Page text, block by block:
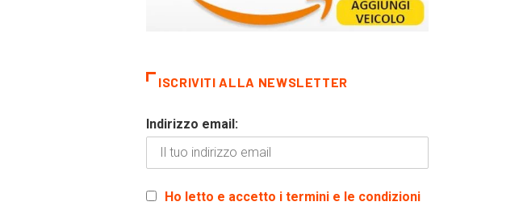
ISCRIVITI ALLA NEWSLETTER
Indirizzo email:
Ho letto e accetto i termini e le condizioni